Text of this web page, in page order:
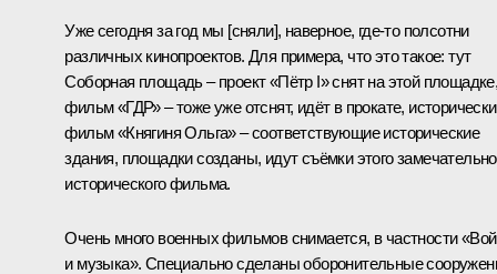
Уже сегодня за год мы [сняли], наверное, где-то полсотни
различных кинопроектов. Для примера, что это такое: тут
Соборная площадь – проект «Пётр I» снят на этой
фильм «ГДР» – тоже уже отснят, идёт в прокате,
фильм «Княгиня Ольга» – соответствующие исторические
здания, площадки созданы, идут съёмки этого
исторического фильма.
Очень много военных фильмов снимается, в частности
и музыка». Специально сделаны оборонительные